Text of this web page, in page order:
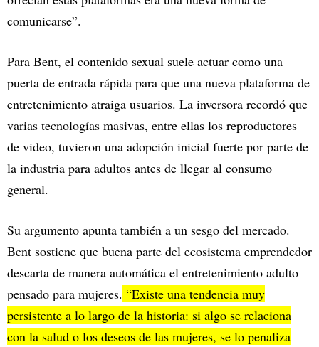
comunicarse”.
Para Bent, el contenido sexual suele actuar como una
puerta de entrada rápida para que una nueva plataforma de
entretenimiento atraiga usuarios. La inversora recordó que
varias tecnologías masivas, entre ellas los reproductores
de video, tuvieron una adopción inicial fuerte por parte de
la industria para adultos antes de llegar al consumo
general.
Su argumento apunta también a un sesgo del mercado.
Bent sostiene que buena parte del ecosistema emprendedor
descarta de manera automática el entretenimiento adulto
pensado para mujeres. “Existe una tendencia muy
persistente a lo largo de la historia: si algo se relaciona
con la salud o los deseos de las mujeres, se lo penaliza